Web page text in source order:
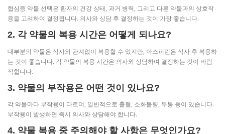
협심증 약물 선택은 환자의 건강 상태, 과거 병력, 그리고 다른 약물과의 상호작
용을 고려하여 결정됩니다. 의사와 상담 후 결정하는 것이 가장 좋습니다.
2. 각 약물의 복용 시간은 어떻게 되나요?
대부분의 약물은 식사와 관계없이 복용할 수 있지만, 아스피린은 식사 후 복용하
는 것이 좋습니다. 각 약물의 복용 시간은 의사와 상담하여 결정하는 것이 바람
직합니다.
3. 약물의 부작용은 어떤 것이 있나요?
각 약물마다 부작용이 다르며, 일반적으로 출혈, 소화불량, 두통 등이 있습니다.
부작용이 발생하면 즉시 의사와 상담해야 합니다.
4. 약물 복용 중 주의해야 할 사항은 무엇인가요?